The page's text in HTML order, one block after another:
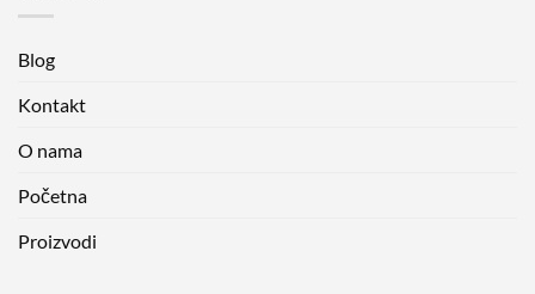
Blog
Kontakt
O nama
Početna
Proizvodi